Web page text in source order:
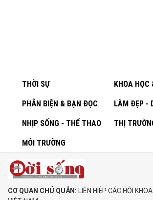
THỜI SỰ KHOA HỌC
PHẢN BIỆN & BẠN ĐỌC LÀM ĐẸP -
NHỊP SỐNG - THỂ THAO THỊ
MÔI TRƯỜNG
CƠ QUAN CHỦ QUẢN: LIÊN HIỆP CÁC HỘI